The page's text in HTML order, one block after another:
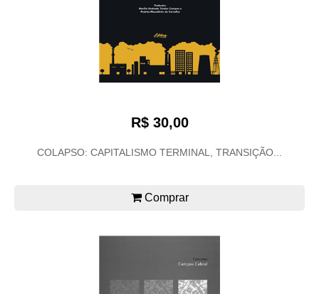
R$ 30,00
COLAPSO: CAPITALISMO TERMINAL, TRANSIÇÃO...
Comprar